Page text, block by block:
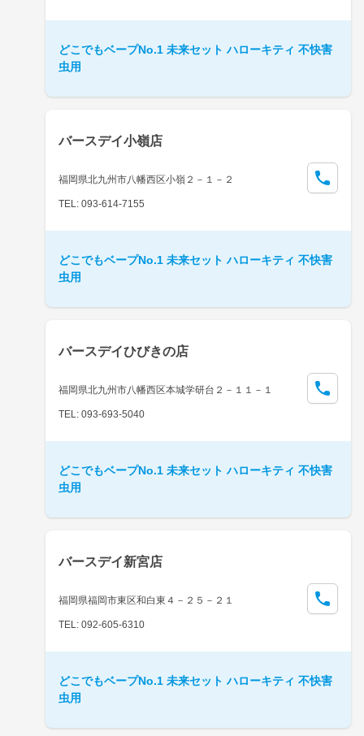
どこでもベープNo.1 未来セット ハローキティ 不快害
虫用
バースデイ小嶺店
福岡県北九州市八幡西区小嶺２－１－２
TEL: 093-614-7155
どこでもベープNo.1 未来セット ハローキティ 不快害
虫用
バースデイひびきの店
福岡県北九州市八幡西区本城学研台２－１１－１
TEL: 093-693-5040
どこでもベープNo.1 未来セット ハローキティ 不快害
虫用
バースデイ新宮店
福岡県福岡市東区和白東４－２５－２１
TEL: 092-605-6310
どこでもベープNo.1 未来セット ハローキティ 不快害
虫用